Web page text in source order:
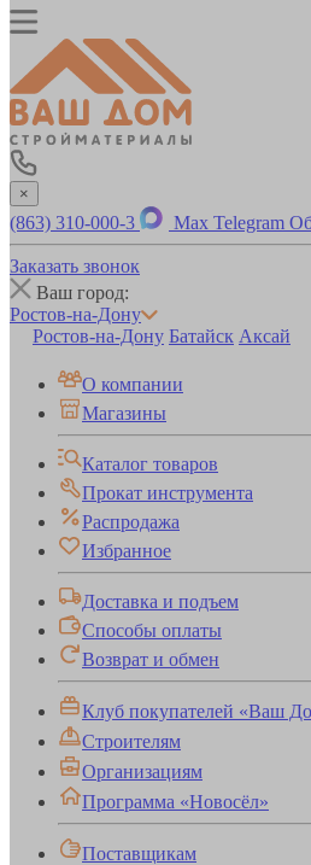
×
(863) 310-000-3 Max Telegram
Заказать звонок
Ваш город:
Ростов-на-Дону
Ростов-на-Дону Батайск Аксай
О компании
Магазины
Каталог товаров
Прокат инструмента
Распродажа
Избранное
Доставка и подъем
Способы оплаты
Возврат и обмен
Клуб покупателей «Ваш
Строителям
Организациям
Программа «Новосёл»
Поставщикам